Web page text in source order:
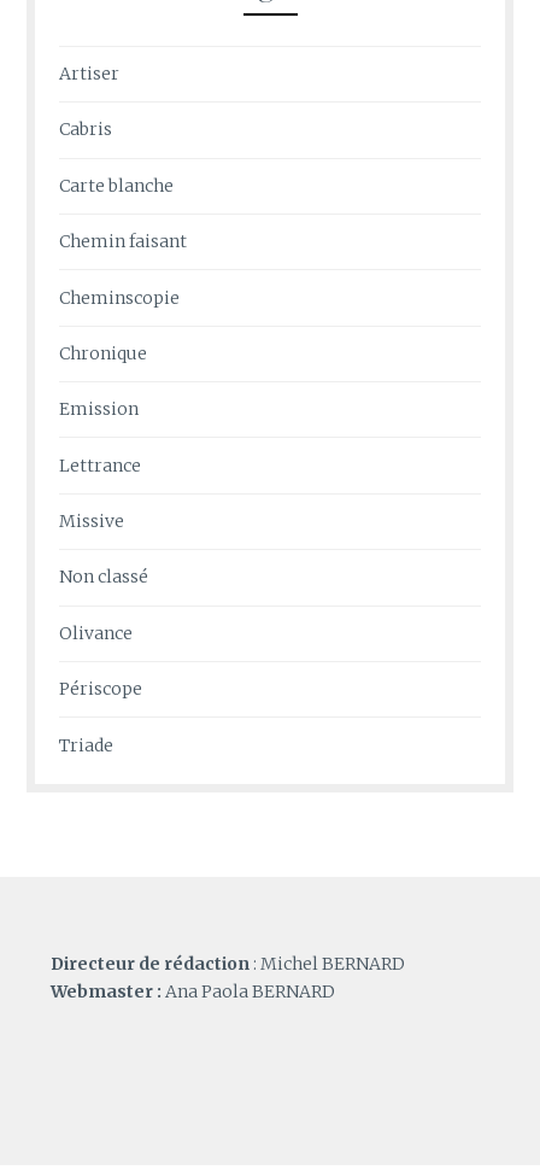
Artiser
Cabris
Carte blanche
Chemin faisant
Cheminscopie
Chronique
Emission
Lettrance
Missive
Non classé
Olivance
Périscope
Triade
Directeur de rédaction : Michel BERNARD
Webmaster : Ana Paola BERNARD